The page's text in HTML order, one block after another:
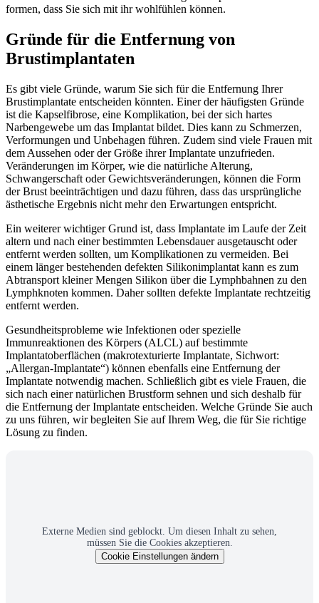
formen, dass Sie sich mit ihr wohlfühlen können.
Gründe für die Entfernung von
Brustimplantaten
Es gibt viele Gründe, warum Sie sich für die Entfernung Ihrer
Brustimplantate entscheiden könnten. Einer der häufigsten Gründe
ist die Kapselfibrose, eine Komplikation, bei der sich hartes
Narbengewebe um das Implantat bildet. Dies kann zu Schmerzen,
Verformungen und Unbehagen führen. Zudem sind viele Frauen mit
dem Aussehen oder der Größe ihrer Implantate unzufrieden.
Veränderungen im Körper, wie die natürliche Alterung,
Schwangerschaft oder Gewichtsveränderungen, können die Form
der Brust beeinträchtigen und dazu führen, dass das ursprüngliche
ästhetische Ergebnis nicht mehr den Erwartungen entspricht.
Ein weiterer wichtiger Grund ist, dass Implantate im Laufe der Zeit
altern und nach einer bestimmten Lebensdauer ausgetauscht oder
entfernt werden sollten, um Komplikationen zu vermeiden. Bei
einem länger bestehenden defekten Silikonimplantat kann es zum
Abtransport kleiner Mengen Silikon über die Lymphbahnen zu den
Lymphknoten kommen. Daher sollten defekte Implantate rechtzeitig
entfernt werden.
Gesundheitsprobleme wie Infektionen oder spezielle
Immunreaktionen des Körpers (ALCL) auf bestimmte
Implantatoberflächen (makrotexturierte Implantate, Sichwort:
„Allergan-Implantate“) können ebenfalls eine Entfernung der
Implantate notwendig machen. Schließlich gibt es viele Frauen, die
sich nach einer natürlichen Brustform sehnen und sich deshalb für
die Entfernung der Implantate entscheiden. Welche Gründe Sie auch
zu uns führen, wir begleiten Sie auf Ihrem Weg, die für Sie richtige
Lösung zu finden.
Externe Medien sind geblockt. Um diesen Inhalt zu sehen,
müssen Sie die Cookies akzeptieren.
Cookie Einstellungen ändern